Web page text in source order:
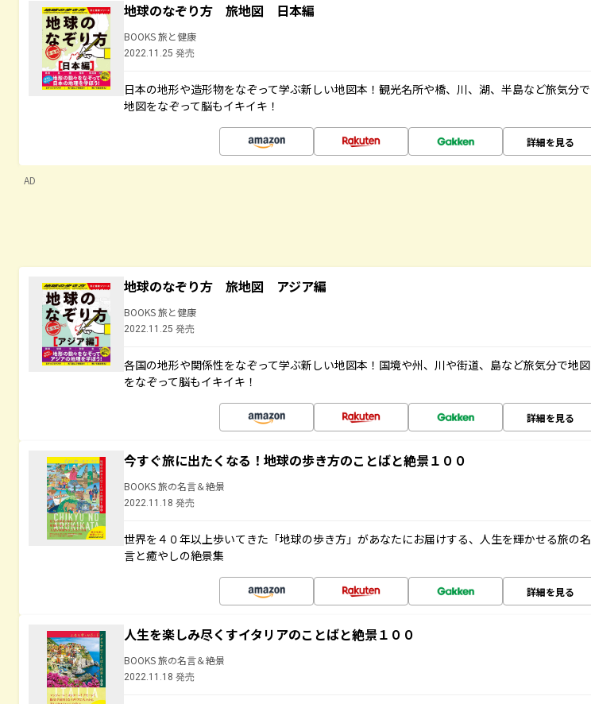
地球のなぞり方 旅地図 日本編
BOOKS 旅と健康
2022.11.25 発売
日本の地形や造形物をなぞって学ぶ新しい地図本！観光名所や橋、川、湖、半島など旅気分で
地図をなぞって脳もイキイキ！
詳細を見る
AD
地球のなぞり方 旅地図 アジア編
BOOKS 旅と健康
2022.11.25 発売
各国の地形や関係性をなぞって学ぶ新しい地図本！国境や州、川や街道、島など旅気分で地図
をなぞって脳もイキイキ！
詳細を見る
今すぐ旅に出たくなる！地球の歩き方のことばと絶景１００
BOOKS 旅の名言＆絶景
2022.11.18 発売
世界を４０年以上歩いてきた「地球の歩き方」があなたにお届けする、人生を輝かせる旅の名
言と癒やしの絶景集
詳細を見る
人生を楽しみ尽くすイタリアのことばと絶景１００
BOOKS 旅の名言＆絶景
2022.11.18 発売